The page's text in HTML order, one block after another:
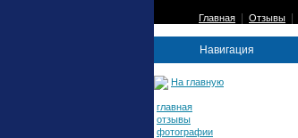
Главная Отзывы
Навигация
На главную
главная
отзывы
фотографии